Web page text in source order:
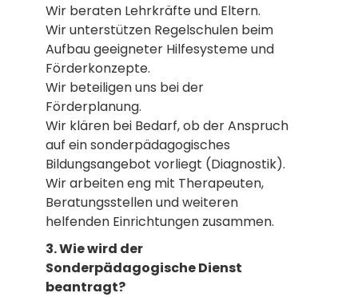
Wir beraten Lehrkräfte und Eltern.
Wir unterstützen Regelschulen beim
Aufbau geeigneter Hilfesysteme und
Förderkonzepte.
Wir beteiligen uns bei der
Förderplanung.
Wir klären bei Bedarf, ob der Anspruch
auf ein sonderpädagogisches
Bildungsangebot vorliegt (Diagnostik).
Wir arbeiten eng mit Therapeuten,
Beratungsstellen und weiteren
helfenden Einrichtungen zusammen.
3. Wie wird der
Sonderpädagogische Dienst
beantragt?